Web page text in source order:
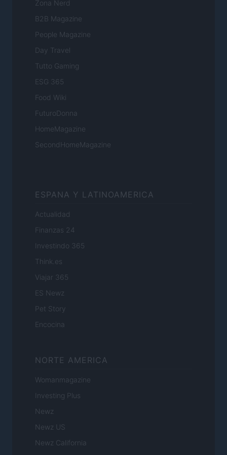
Zona Nerd
B2B Magazine
People Magazine
Day Travel
Tutto Gaming
ESG 365
Food Wiki
FuturoDonna
HomeMagazine
SecondHomeMagazine
ESPANA Y LATINOAMERICA
Actualidad
Finanzas 24
Investindo 365
Think.es
Viajar 365
ES Newz
Pet Story
Encocina
NORTE AMERICA
Womanmagazine
Investing Plus
Newz
Newz US
Newz California